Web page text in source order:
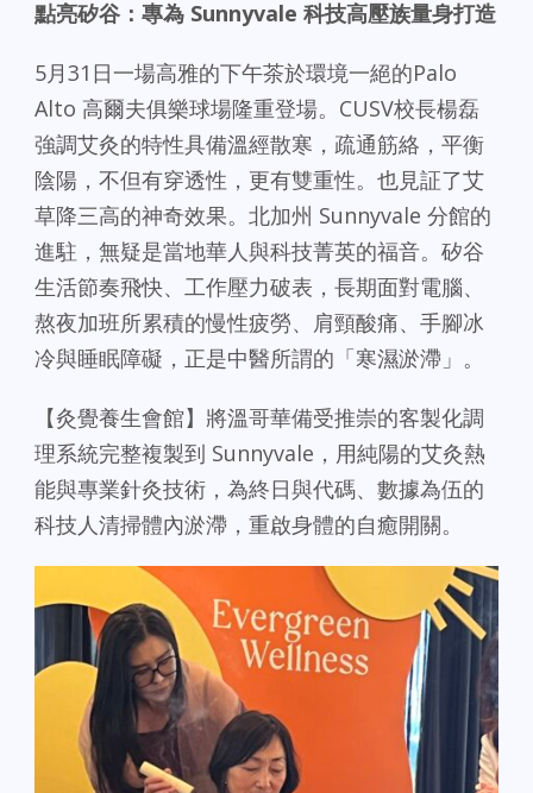
點亮矽谷：專為 Sunnyvale 科技高壓族量身打造
5月31日一場高雅的下午茶於環境一絕的Palo
Alto 高爾夫俱樂球場隆重登場。CUSV校長楊磊
強調艾灸的特性具備溫經散寒，疏通筋絡，平衡
陰陽，不但有穿透性，更有雙重性。也見証了艾
草降三高的神奇效果。北加州 Sunnyvale 分館的
進駐，無疑是當地華人與科技菁英的福音。矽谷
生活節奏飛快、工作壓力破表，長期面對電腦、
熬夜加班所累積的慢性疲勞、肩頸酸痛、手腳冰
冷與睡眠障礙，正是中醫所謂的「寒濕淤滯」。
【灸覺養生會館】將溫哥華備受推崇的客製化調
理系統完整複製到 Sunnyvale，用純陽的艾灸熱
能與專業針灸技術，為終日與代碼、數據為伍的
科技人清掃體內淤滯，重啟身體的自癒開關。